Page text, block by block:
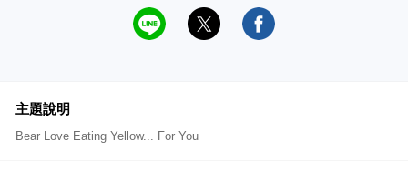
主題說明
Bear Love Eating Yellow... For You